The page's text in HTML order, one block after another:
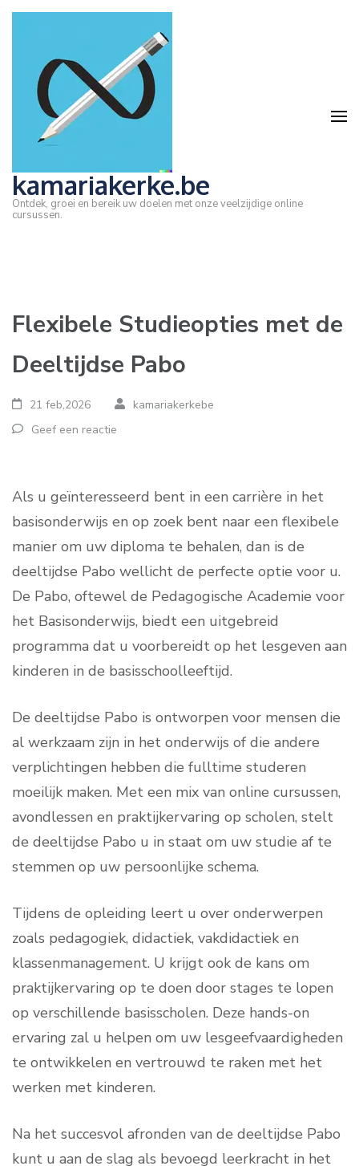
Ga
Enter)
kamariakerke.be
Ontdek, groei en bereik uw doelen met onze veelzijdige online
cursussen.
Flexibele Studieopties met de
Deeltijdse Pabo
21 feb,2026
kamariakerkebe
Geef een reactie
Als u geïnteresseerd bent in een carrière in het
basisonderwijs en op zoek bent naar een flexibele
manier om uw diploma te behalen, dan is de
deeltijdse Pabo wellicht de perfecte optie voor u.
De Pabo, oftewel de Pedagogische Academie voor
het Basisonderwijs, biedt een uitgebreid
programma dat u voorbereidt op het lesgeven aan
kinderen in de basisschoolleeftijd.
De deeltijdse Pabo is ontworpen voor mensen die
al werkzaam zijn in het onderwijs of die andere
verplichtingen hebben die fulltime studeren
moeilijk maken. Met een mix van online cursussen,
avondlessen en praktijkervaring op scholen, stelt
de deeltijdse Pabo u in staat om uw studie af te
stemmen op uw persoonlijke schema.
Tijdens de opleiding leert u over onderwerpen
zoals pedagogiek, didactiek, vakdidactiek en
klassenmanagement. U krijgt ook de kans om
praktijkervaring op te doen door stages te lopen
op verschillende basisscholen. Deze hands-on
ervaring zal u helpen om uw lesgeefvaardigheden
te ontwikkelen en vertrouwd te raken met het
werken met kinderen.
Na het succesvol afronden van de deeltijdse Pabo
kunt u aan de slag als bevoegd leerkracht in het